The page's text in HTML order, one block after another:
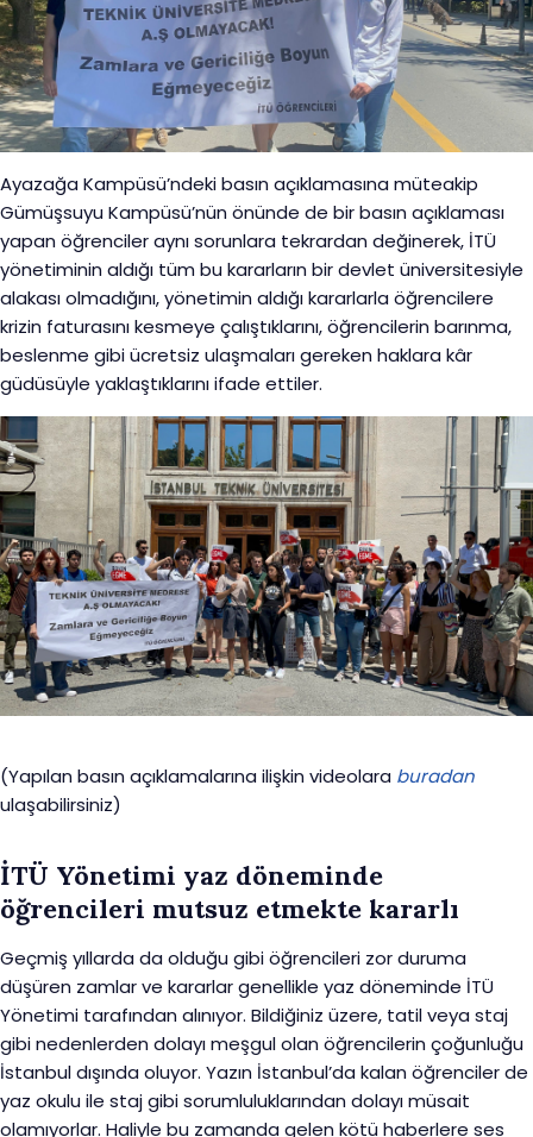
Ayazağa Kampüsü’ndeki basın açıklamasına müteakip
Gümüşsuyu Kampüsü’nün önünde de bir basın açıklaması
yapan öğrenciler aynı sorunlara tekrardan değinerek, İTÜ
yönetiminin aldığı tüm bu kararların bir devlet üniversitesiyle
alakası olmadığını, yönetimin aldığı kararlarla öğrencilere
krizin faturasını kesmeye çalıştıklarını, öğrencilerin barınma,
beslenme gibi ücretsiz ulaşmaları gereken haklara kâr
güdüsüyle yaklaştıklarını ifade ettiler.
(Yapılan basın açıklamalarına ilişkin videolara buradan
ulaşabilirsiniz)
İTÜ Yönetimi yaz döneminde
öğrencileri mutsuz etmekte kararlı
Geçmiş yıllarda da olduğu gibi öğrencileri zor duruma
düşüren zamlar ve kararlar genellikle yaz döneminde İTÜ
Yönetimi tarafından alınıyor. Bildiğiniz üzere, tatil veya staj
gibi nedenlerden dolayı meşgul olan öğrencilerin çoğunluğu
İstanbul dışında oluyor. Yazın İstanbul’da kalan öğrenciler de
yaz okulu ile staj gibi sorumluluklarından dolayı müsait
olamıyorlar. Haliyle bu zamanda gelen kötü haberlere ses